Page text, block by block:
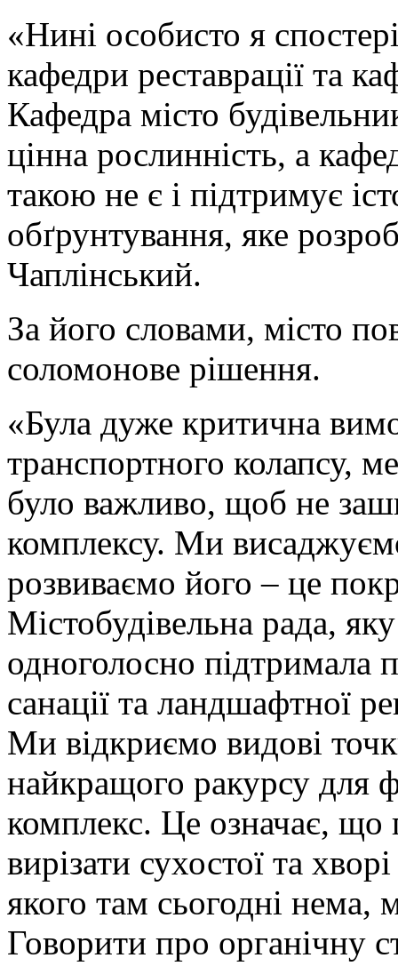
«Нині особисто я
кафедри реставрації та
Кафедра місто
цінна рослинність, а
такою не є і підтримує
обґрунтування, яке
Чаплінський.
За його словами, місто
соломонове рішення.
«Була дуже критична
транспортного колапсу,
було важливо, щоб не
комплексу. Ми
розвиваємо його – це
Містобудівельна рада,
одноголосно підтримала
санації та ландшафтної
Ми відкриємо видові
найкращого ракурсу для
комплекс. Це означає, що
вирізати сухостої та
якого там сьогодні нема,
Говорити про органічну